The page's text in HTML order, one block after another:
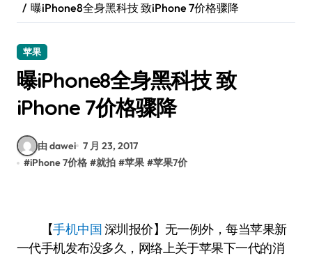
曝iPhone8全身黑科技 致iPhone 7价格骤降
苹果
曝iPhone8全身黑科技 致
iPhone 7价格骤降
由 dawei 7 月 23, 2017
#iPhone 7价格 #就拍 #苹果 #苹果7价
【手机中国深圳报价】无一例外，每当苹果新
一代手机发布没多久，网络上关于苹果下一代的消